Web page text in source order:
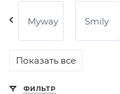
Myway Smily
Показать все
ФИЛЬТР